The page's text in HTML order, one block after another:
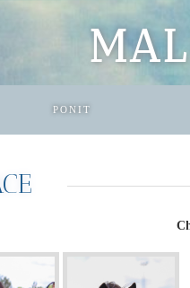
PONIT